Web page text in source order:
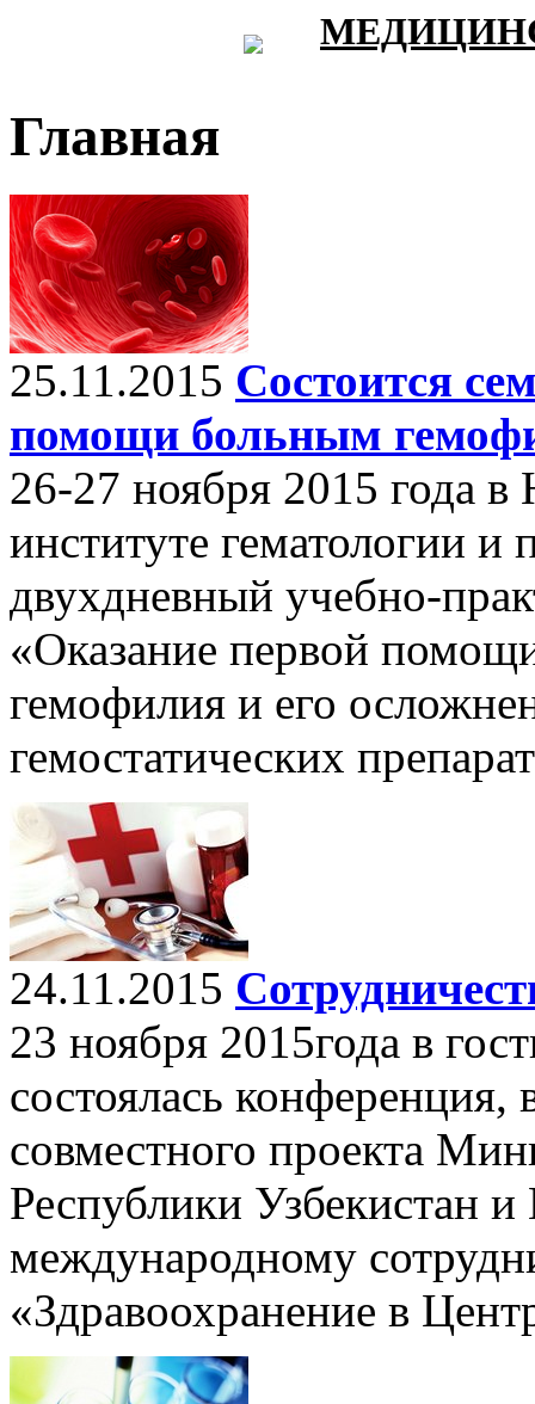
Главная
25.11.2015 Состоится
помощи больным
26-27 ноября 2015 года в
институте гематологии и
двухдневный учебно-
«Оказание первой
гемофилия и его
гемостатических
24.11.2015
23 ноября 2015года в
состоялась конференция,
совместного проекта
Республики Узбекистан
международному
«Здравоохранение в